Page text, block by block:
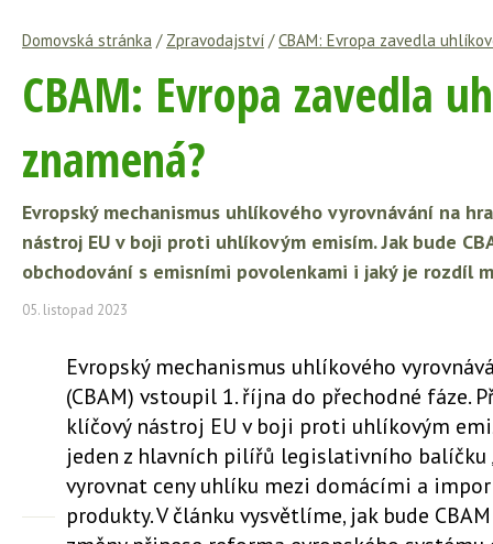
Domovská stránka / Zpravodajství /CBAM: Evropa zavedla
CBAM: Evropa zavedla
znamená?
Evropský mechanismus uhlíkového vyrovnávání na
nástroj EU v boji proti uhlíkovým emisím. Jak bude
obchodování s emisními povolenkami i jaký je rozdíl
05. listopad 2023
Evropský mechanismus uhlíkového
(CBAM) vstoupil 1. října do přechodné fáze.
klíčový nástroj EU v boji proti uhlíkovým
jeden z hlavních pilířů legislativního balíčku
vyrovnat ceny uhlíku mezi domácími a
produkty. V článku vysvětlíme, jak bude